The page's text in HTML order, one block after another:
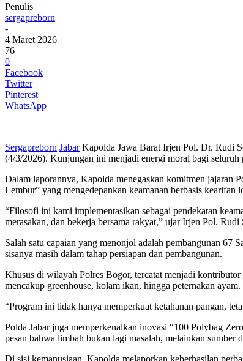
Penulis
sergapreborn
-
4 Maret 2026
76
0
Facebook
Twitter
Pinterest
WhatsApp
Sergapreborn JabarKapolda Jawa Barat Irjen Pol. Dr. Rudi
(4/3/2026). Kunjungan ini menjadi energi moral bagi
Dalam laporannya, Kapolda menegaskan komitmen jajaran
Lembur” yang mengedepankan keamanan berbasis kearifan
“Filosofi ini kami implementasikan sebagai pendekatan
merasakan, dan bekerja bersama rakyat,” ujar Irjen Pol. Rudi
Salah satu capaian yang menonjol adalah pembangunan 67
sisanya masih dalam tahap persiapan dan pembangunan.
Khusus di wilayah Polres Bogor, tercatat menjadi
mencakup greenhouse, kolam ikan, hingga peternakan ayam.
“Program ini tidak hanya memperkuat ketahanan pangan,
Polda Jabar juga memperkenalkan inovasi “100 Polybag
pesan bahwa limbah bukan lagi masalah, melainkan sumber
Di sisi kemanusiaan, Kapolda melaporkan keberhasilan